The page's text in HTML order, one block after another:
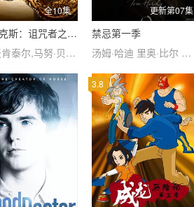
全10集
斯巴达克斯：诅咒者之战第三季
连姆·麦肯泰尔,马努·贝内特,丹尼尔·弗雷里格尔,帕纳·贺玛·泰勒,辛希亚·阿戴-罗宾森,达斯汀·克莱尔,希思琼斯,艾伦·霍尔曼,巴里·杜菲尔德,凯尔文泰勒
更新第07集
禁忌第一季
汤姆·哈迪 里奥·比尔 奥娜·卓别林 理查德·迪克森 大卫·海曼 迈克尔·凯利 乔纳森·普雷斯 杰森·沃特金斯 爱德华·霍格 罗杰·阿什顿-格里菲斯 杰西·
3.8